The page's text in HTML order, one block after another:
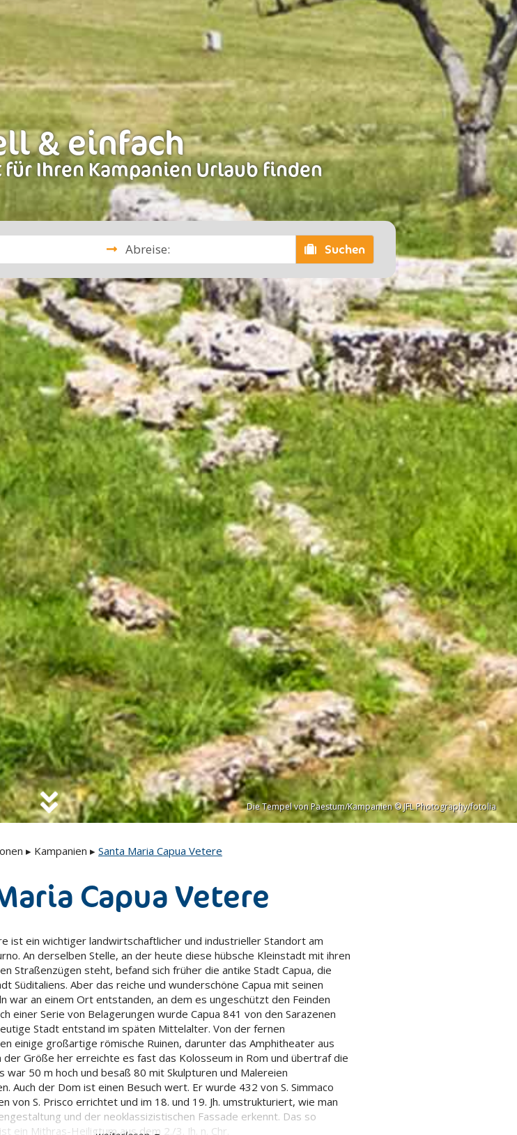
Die Tempel von Paestum/Kampanien © JFL Photography/fotolia
& einfach
Ihren Kampanien Urlaub finden
Abreise: Suchen
▸ Kampanien ▸ Santa Maria Capua Vetere
Capua Vetere
ist ein wichtiger landwirtschaftlicher und industrieller Standort am
An derselben Stelle, an der heute diese hübsche Kleinstadt mit ihren
Straßenzügen steht, befand sich früher die antike Stadt Capua, die
Süditaliens. Aber das reiche und wunderschöne Capua mit seinen
war an einem Ort entstanden, an dem es ungeschützt den Feinden
einer Serie von Belagerungen wurde Capua 841 von den Sarazenen
Stadt entstand im späten Mittelalter. Von der fernen
einige großartige römische Ruinen, darunter das Amphitheater aus
der Größe her erreichte es fast das Kolosseum in Rom und übertraf die
war 50 m hoch und besaß 80 mit Skulpturen und Malereien
Auch der Dom ist einen Besuch wert. Er wurde 432 von S. Simmaco
von S. Prisco errichtet und im 18. und 19. Jh. umstrukturiert, wie man
und der neoklassizistischen Fassade erkennt. Das so
ein Mithras-Heiligtum aus dem 2./3. Jh. n. Chr.